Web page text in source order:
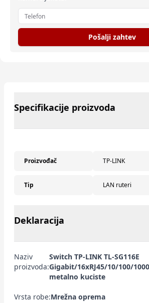
Pošalji zahtev
Specifikacije proizvoda
Proizvođač TP-LINK
Tip LAN ruteri
Deklaracija
Naziv
proizvoda:
Switch TP-LINK TL-SG116E
Gigabit/16xRJ45/10/100/
metalno kuciste
Vrsta robe:Mrežna oprema